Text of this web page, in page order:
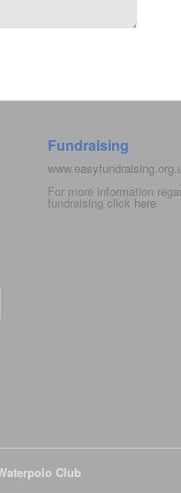
Fundraising
For more information
fundraising click here
Club